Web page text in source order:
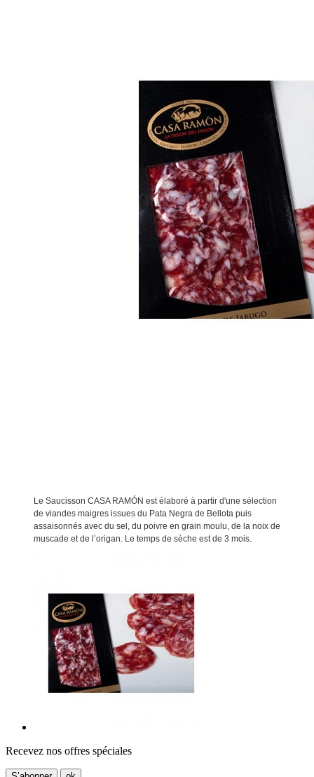
Le Saucisson CASA RAMÓN est élaboré à partir d'une sélection
de viandes maigres issues du Pata Negra de Bellota puis
assaisonnés avec du sel, du poivre en grain moulu, de la noix de
muscade et de l’origan. Le temps de sèche est de 3 mois.
Recevez nos offres spéciales